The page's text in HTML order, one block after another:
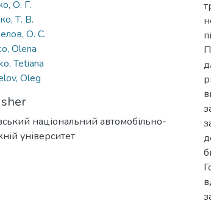
О. Г.
Т. В.
О. С.
Olena
Tetiana
Oleg
національний автомобільно-
університет